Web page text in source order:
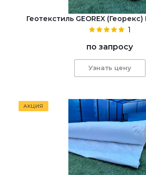
Геотекстиль GEOREX
1
по запросу
Узнать цену
АКЦИЯ